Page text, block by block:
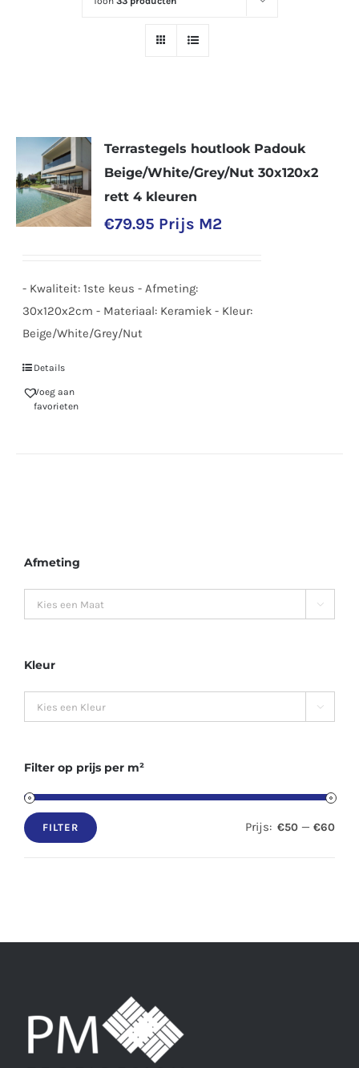
Terrastegels houtlook Padouk
Beige/White/Grey/Nut 30x120x2
rett 4 kleuren
€79.95 Prijs M2
- Kwaliteit: 1ste keus - Afmeting:
30x120x2cm - Materiaal: Keramiek - Kleur:
Beige/White/Grey/Nut
Details
Voeg aan
favorieten
Afmeting

Kleur

Filter op prijs per m²
Min.
Max.
FILTER Prijs: €50 — €60